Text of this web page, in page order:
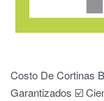
Costo De Cortinas
Garantizados ☑️